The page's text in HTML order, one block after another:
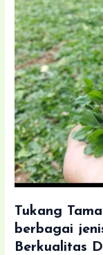
Tukang
berbagai
Berkualitas